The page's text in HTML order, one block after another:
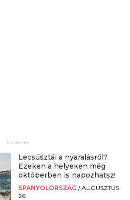
Lecsúsztál a nyaralásról?
Ezeken a helyeken még
októberben is napozhatsz!
SPANYOLORSZÁG /AUGUSZTUS
26.